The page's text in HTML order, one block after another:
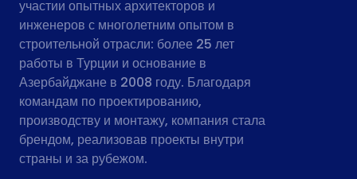
участии опытных архитекторов и
инженеров с многолетним опытом в
строительной отрасли: более 25 лет
работы в Турции и основание в
Азербайджане в 2008 году. Благодаря
командам по проектированию,
производству и монтажу, компания стала
брендом, реализовав проекты внутри
страны и за рубежом.